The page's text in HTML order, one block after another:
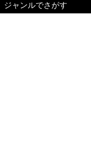
ジャンルでさがす